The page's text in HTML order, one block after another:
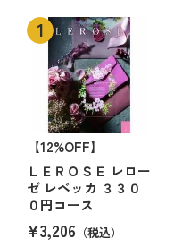
【12%OFF】
ＬＥＲＯＳＥ レロー
ゼ レベッカ ３３０
０円コース
¥3,206 （税込）